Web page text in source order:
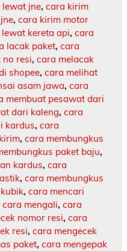
jne, cara kirim
, cara kirim motor
kereta api, cara
lacak paket, cara
no resi, cara melacak
shopee, cara melihat
asam jawa, cara
membuat pesawat dari
dari kaleng, cara
kardus, cara
, cara membungkus
paket baju,
kardus, cara
, cara membungkus
, cara mencari
cara mengali, cara
nomor resi, cara
resi, cara mengecek
paket, cara mengepak